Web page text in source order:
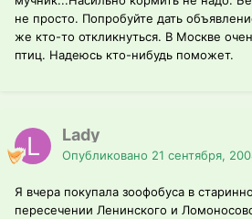
не просто. Попробуйте дать
же кто-то откликнуться. В Москве
птиц. Надеюсь кто-нибудь поможет.
Lady
Опубликовано 21 сентября,
Я вчера покупала зоофобуса в
пересечении Ленинского и